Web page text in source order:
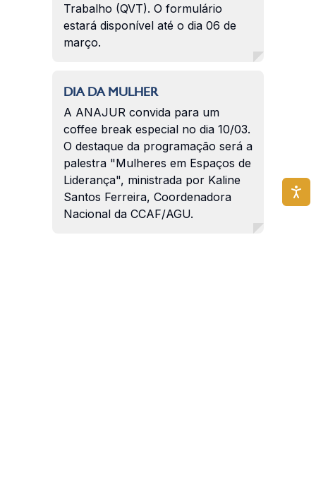
Trabalho (QVT). O formulário
estará disponível até o dia 06 de
março.
DIA DA MULHER
A ANAJUR convida para um
coffee break especial no dia 10/03.
O destaque da programação será a
palestra "Mulheres em Espaços de
Liderança", ministrada por Kaline
Santos Ferreira, Coordenadora
Nacional da CCAF/AGU.